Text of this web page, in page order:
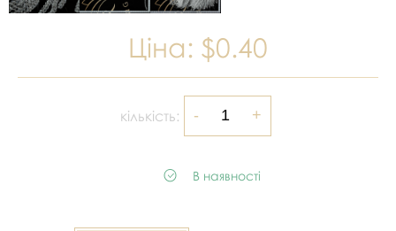
Ціна: $0.40
кількість:
В наявності